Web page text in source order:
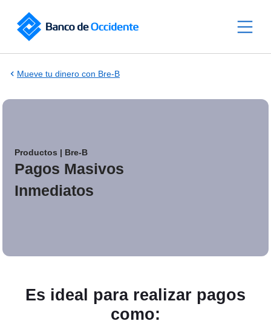
Saltar al contenido principal
Mueve tu dinero con Bre‑B
Productos | Bre-B
Pagos Masivos
Inmediatos
Es ideal para realizar pagos
como: